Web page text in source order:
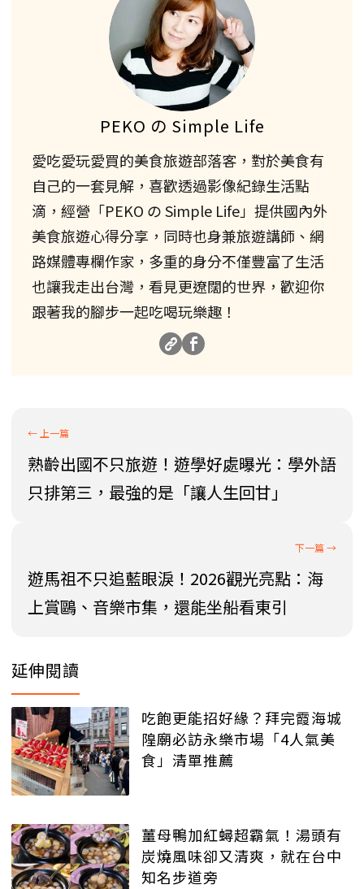
PEKO の Simple Life
愛吃愛玩愛買的美食旅遊部落客，對於美食有
自己的一套見解，喜歡透過影像紀錄生活點
滴，經營「PEKO の Simple Life」提供國內外
美食旅遊心得分享，同時也身兼旅遊講師、網
路媒體專欄作家，多重的身分不僅豐富了生活
也讓我走出台灣，看見更遼闊的世界，歡迎你
跟著我的腳步一起吃喝玩樂趣！
熟齡出國不只旅遊！遊學好處曝光：學外語
只排第三，最強的是「讓人生回甘」
遊馬祖不只追藍眼淚！2026觀光亮點：海
上賞鷗、音樂市集，還能坐船看東引
延伸閱讀
吃飽更能招好緣？拜完霞海城
隍廟必訪永樂市場「4人氣美
食」清單推薦
薑母鴨加紅蟳超霸氣！湯頭有
炭燒風味卻又清爽，就在台中
知名步道旁